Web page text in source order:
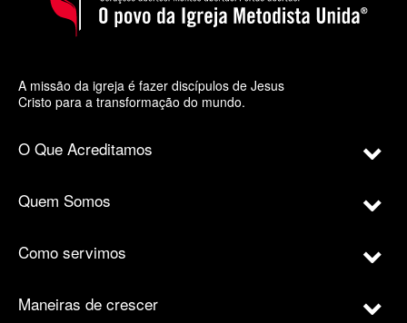
A missão da igreja é fazer discípulos de Jesus
Cristo para a transformação do mundo.
O Que Acreditamos
Quem Somos
Como servimos
Maneiras de crescer